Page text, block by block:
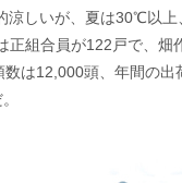
涼しいが、夏は30℃以
正組合員が122戸で、
は12,000頭、年間の